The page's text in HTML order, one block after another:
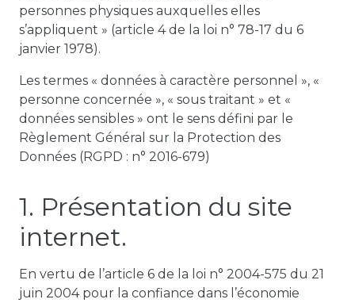
personnes physiques auxquelles elles
s’appliquent » (article 4 de la loi n° 78-17 du 6
janvier 1978).
Les termes « données à caractère personnel », «
personne concernée », « sous traitant » et «
données sensibles » ont le sens défini par le
Règlement Général sur la Protection des
Données (RGPD : n° 2016-679)
1. Présentation du site
internet.
En vertu de l’article 6 de la loi n° 2004-575 du 21
juin 2004 pour la confiance dans l’économie